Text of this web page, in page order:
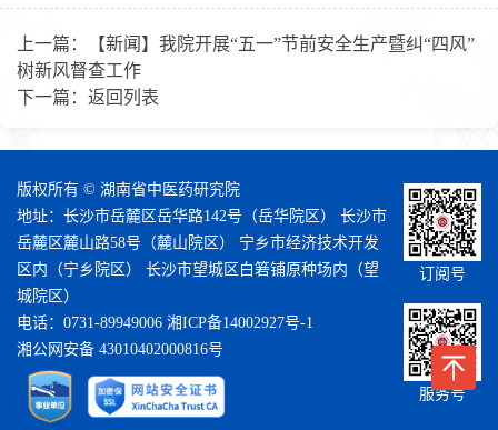
上一篇：
【新闻】我院开展“五一”节前安全生产暨纠“四风”
树新风督查工作
下一篇： 返回列表
版权所有 © 湖南省中医药研究院
地址：长沙市岳麓区岳华路142号（岳华院区） 长沙市
岳麓区麓山路58号（麓山院区） 宁乡市经济技术开发
区内（宁乡院区） 长沙市望城区白箬铺原种场内（望
城院区）
电话：0731-89949006 湘ICP备14002927号-1
湘公网安备 43010402000816号
订阅号
服务号